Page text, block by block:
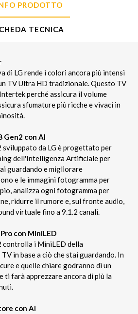
PRODOTTO
TECNICA
di LG rende i colori ancora più intensi
TV Ultra HD tradizionale. Questo TV
perché assicura il volume
sfumature più ricche e vivaci in
Gen2 con AI
sviluppato da LG è progettato per
dell'Intelligenza Artificiale per
guardando e migliorare
e le immagini fotogramma per
analizza ogni fotogramma per
ridurre il rumore e, sul fronte audio,
virtuale fino a 9.1.2 canali.
con MiniLED
controlla i MiniLED della
in base a ciò che stai guardando. In
e quelle chiare godranno di un
ti farà apprezzare ancora di più la
con AI